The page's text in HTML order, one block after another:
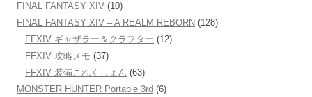
FINAL FANTASY XIV (10)
FINAL FANTASY XIV – A REALM REBORN (128)
FFXIV ギャザラー＆クラフター (12)
FFXIV 攻略メモ (37)
FFXIV 装備これくしょん (63)
MONSTER HUNTER Portable 3rd (6)